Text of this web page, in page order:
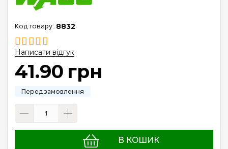
8832
Написати відгук
41.90 грн
В КОШИК